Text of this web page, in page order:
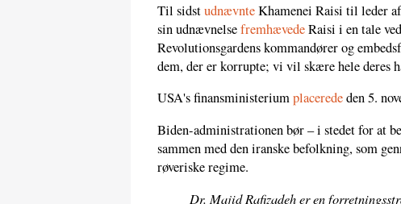
Til sidstudnævnteKhamenei Raisi til leder
sin udnævnelsefremhævedeRaisi i en tale
Revolutionsgardens kommandører og
dem, der er korrupte; vi vil skære hele deres
USA's finansministeriumplacerededen 5.
Biden-administrationen bør – i stedet for at
sammen med den iranske befolkning, som
røveriske regime.
Dr. Majid Rafizadeh er en